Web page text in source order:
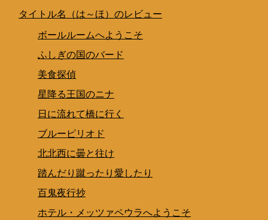
タイトル名（は～ほ）のレビュー
ボールルームへようこそ
ふしぎの国のバード
美食探偵
星降る王国のニナ
日に流れて橋に行く
ブルーピリオド
北北西に曇と往け
踏んだり蹴ったり愛したり
百鬼夜行抄
ホテル・メッツァペウラへようこそ